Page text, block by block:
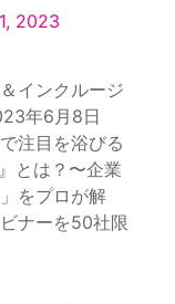
2023
インクルージ
年6月8日
注目を浴びる
とは？〜企業
をプロが解
ナーを50社限